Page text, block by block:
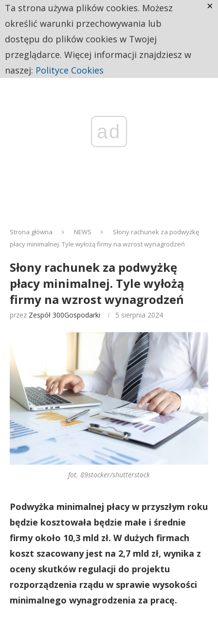
ad
Strona główna NEWS
Słony rachunek za podwyżkę
płacy minimalnej. Tyle wyłożą firmy na wzrost wynagrodzeń
Słony rachunek za podwyżkę
płacy minimalnej. Tyle wyłożą
firmy na wzrost wynagrodzeń
przez Zespół 300Gospodarki 5 sierpnia 2024
fot. 89stocker/shutterstock
Podwyżka minimalnej płacy w przyszłym roku
będzie kosztowała będzie małe i średnie
firmy około 10,3 mld zł. W dużych firmach
koszt szacowany jest na 2,7 mld zł, wynika z
oceny skutków regulacji do projektu
rozporządzenia rządu w sprawie wysokości
minimalnego wynagrodzenia za pracę.
Ta strona używa plików cookies. Możesz
określić warunki przechowywania lub
dostępu do plików cookies w Twojej
przeglądarce. Więcej informacji znajdziesz w
naszej: Polityce Cookies
×